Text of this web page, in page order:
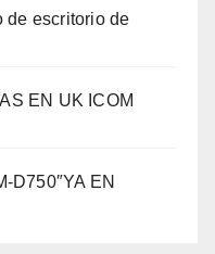
de escritorio de
EN UK ICOM
D750″YA EN